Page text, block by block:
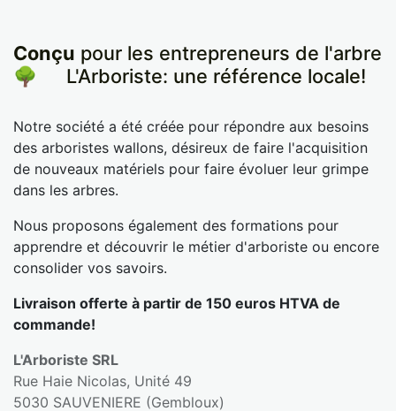
Conçu pour les entrepreneurs de l'arbre
🌳
​L'Arboriste: une référence locale!
Notre société a été créée pour répondre aux besoins
des arboristes wallons, désireux de faire l'acquisition
de nouveaux matériels pour faire évoluer leur grimpe
dans les arbres.
Nous proposons également des formations pour
apprendre et découvrir le métier d'arboriste ou encore
consolider vos savoirs.
Livraison offerte à partir de 150 euros HTVA de
commande!
L'Arboriste SRL
Rue Haie Nicolas, Unité 49
5030 SAUVENIERE (Gembloux)